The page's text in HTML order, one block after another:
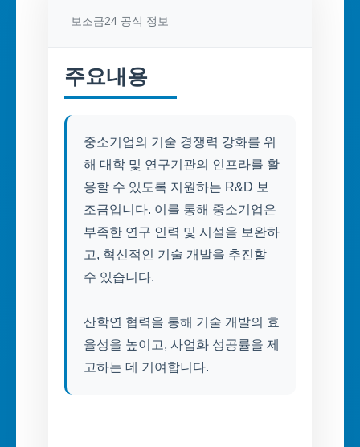
보조금24 공식 정보
주요내용
중소기업의 기술 경쟁력 강화를 위
해 대학 및 연구기관의 인프라를 활
용할 수 있도록 지원하는 R&D 보
조금입니다. 이를 통해 중소기업은
부족한 연구 인력 및 시설을 보완하
고, 혁신적인 기술 개발을 추진할
수 있습니다.
산학연 협력을 통해 기술 개발의 효
율성을 높이고, 사업화 성공률을 제
고하는 데 기여합니다.